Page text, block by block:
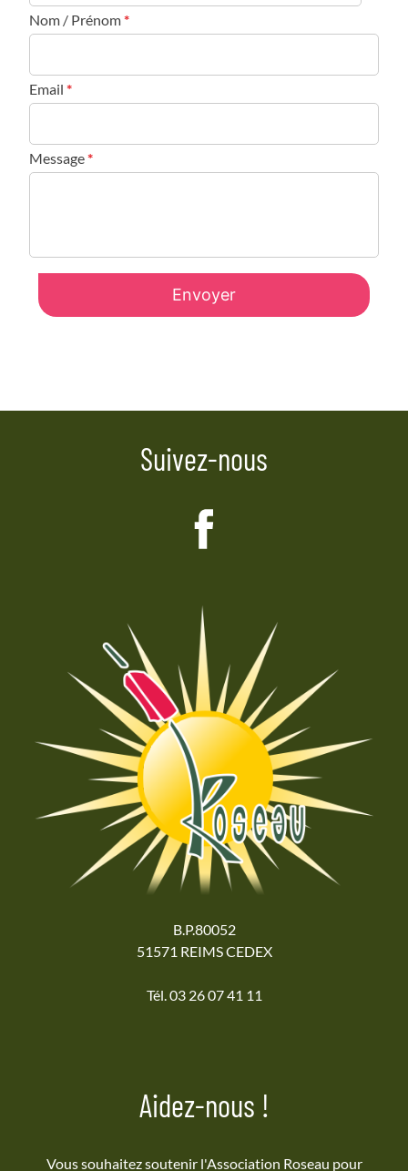
Nom / Prénom*
Email *
Message*
Envoyer
Suivez-nous
B.P.80052
51571 REIMS CEDEX
Tél. 03 26 07 41 11
Aidez-nous !
Vous souhaitez soutenir l'Association Roseau pour